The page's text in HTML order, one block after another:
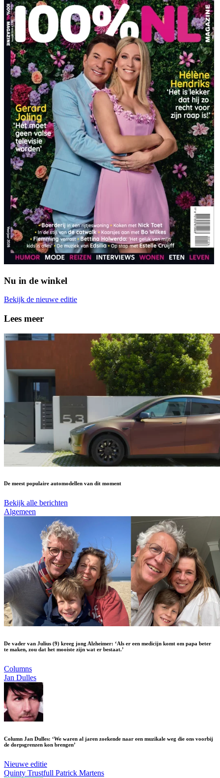
Nu in de winkel
Bekijk de nieuwe editie
Lees meer
De meest populaire automodellen van dit moment
Bekijk alle berichten
Algemeen
De vader van Julius (9) kreeg jong Alzheimer: ‘Als er een medicijn komt om papa beter
te maken, zou dat het mooiste zijn wat er bestaat.’
Columns
Jan Dulles
Column Jan Dulles: ‘We waren al jaren zoekende naar een muzikale weg die ons voorbij
de dorpsgrenzen kon brengen’
Nieuwe editie
Quinty Trustfull Patrick Martens